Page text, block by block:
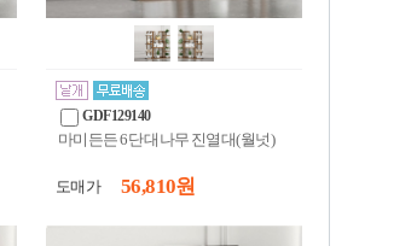
GDF129140
마미든든 6단 대나무 진열대(월넛)
도매가 56,810 원